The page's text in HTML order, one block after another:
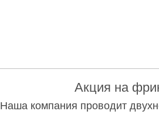
Акция на
Наша компания проводит